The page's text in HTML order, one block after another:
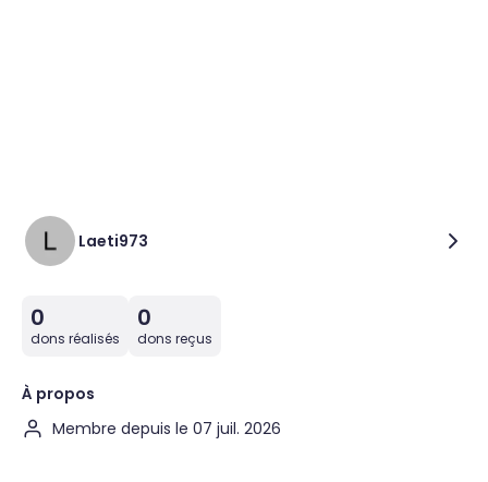
Laeti973
0
dons réalisés
0
dons reçus
À propos
Membre depuis le 07 juil. 2026